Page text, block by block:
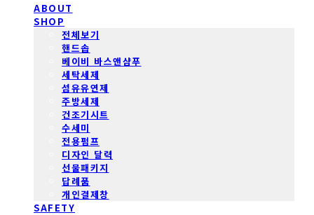
ABOUT
SHOP
전체보기
핸드솝
베이비 바스앤샴푸
세탁세제
섬유유연제
주방세제
건조기시트
수세미
전용펌프
디자인 달력
선물패키지
답례품
개인결제창
SAFETY